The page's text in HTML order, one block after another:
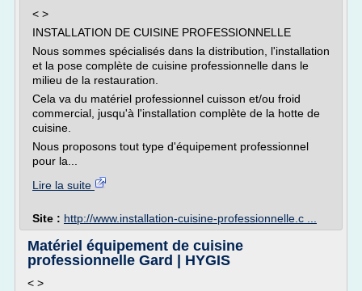
< >
INSTALLATION DE CUISINE PROFESSIONNELLE
Nous sommes spécialisés dans la distribution, l'installation
et la pose complète de cuisine professionnelle dans le
milieu de la restauration.
Cela va du matériel professionnel cuisson et/ou froid
commercial, jusqu'à l'installation complète de la hotte de
cuisine.
Nous proposons tout type d'équipement professionnel
pour la...
Lire la suite
Site : http://www.installation-cuisine-professionnelle.c ...
Matériel équipement de cuisine
professionnelle Gard | HYGIS
< >